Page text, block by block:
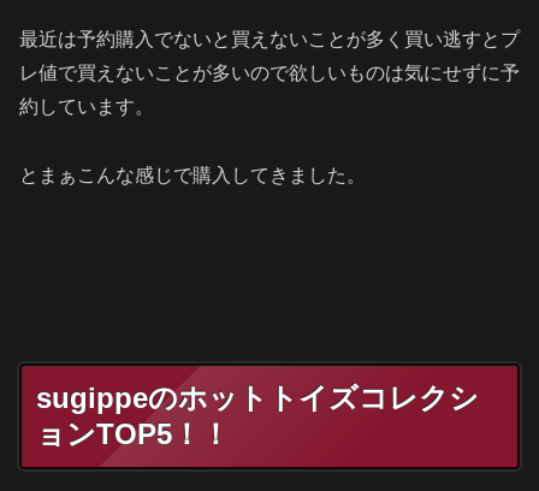
最近は予約購入でないと買えないことが多く買い逃すとプ
レ値で買えないことが多いので欲しいものは気にせずに予
約しています。
とまぁこんな感じで購入してきました。
sugippeのホットトイズコレクシ
ョンTOP5！！